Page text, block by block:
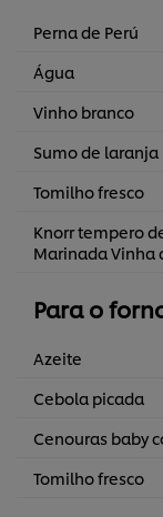
Perna de Perú
Água
Vinho branco
Sumo de laranja
Tomilho fresco
Knorr tempero
Marinada Vinha
Para o
Azeite
Cebola picada
Cenouras baby
Tomilho fresco